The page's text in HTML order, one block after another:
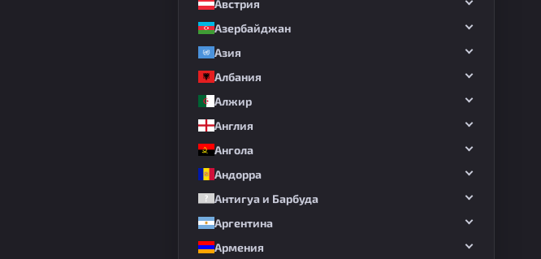
Австрия
Азербайджан
Азия
Албания
Алжир
Англия
Ангола
Андорра
Антигуа и Барбуда
Аргентина
Армения